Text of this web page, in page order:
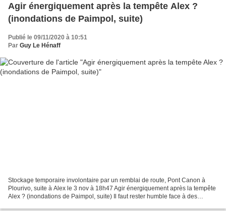
Agir énergiquement après la tempête Alex ?
(inondations de Paimpol, suite)
Publié le 09/11/2020 à 10:51
Par Guy Le Hénaff
Stockage temporaire involontaire par un remblai de route, Pont Canon à
Plourivo, suite à Alex le 3 nov à 18h47 Agir énergiquement après la tempête
Alex ? (inondations de Paimpol, suite) Il faut rester humble face à des